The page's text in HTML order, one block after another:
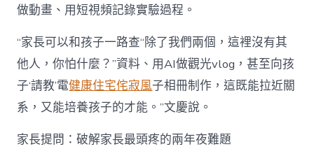
做動畫、用短視頻記錄實驗過程。
“家長可以和孩子一路查“除了我們兩個，這裡沒有其
他人，你怕什麼？”資料、用AI做觀光vlog，甚至向孩
子‘請教’電健康住宅侘寂風子相冊制作，這既能拉近關
系，又能培養孩子的才能。”文慶說。
家長提問：破解家長最頭疼的兩年夜難題